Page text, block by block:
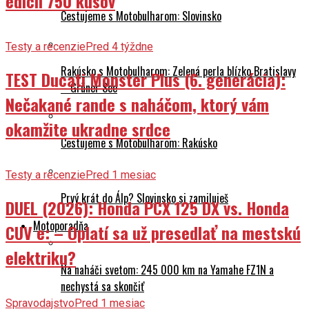
Cestujeme s Motobulharom: Slovinsko
Rakúsko s Motobulharom: Zelená perla blízko Bratislavy
– Grüner See
Cestujeme s Motobulharom: Rakúsko
Prvý krát do Álp? Slovinsko si zamiluješ
Motoporadňa
Na naháči svetom: 245 000 km na Yamahe FZ1N a
nechystá sa skončiť
Testy a recenziePred 4 týždne
TEST Ducati Monster Plus (6. generácia):
Nečakané rande s naháčom, ktorý vám
okamžite ukradne srdce
Testy a recenziePred 1 mesiac
DUEL (2026): Honda PCX 125 DX vs. Honda
CUV e: – Oplatí sa už presedlať na mestskú
elektriku?
SpravodajstvoPred 1 mesiac